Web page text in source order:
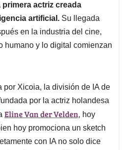
d
s
actriz creada
artificial. Su llegada
en la industria del cine,
humano y lo digital comienzan
por Xicoia, la división de IA de
por la actriz holandesa
Eline Van der Velden, hoy
hoy promociona un sketch
con IA no solo dice